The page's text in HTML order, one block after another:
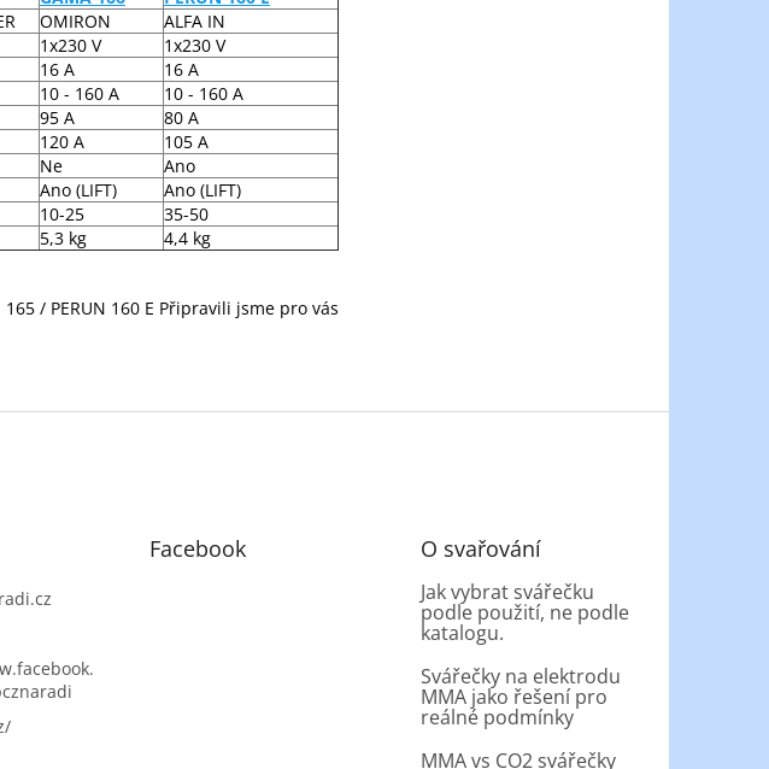
OMIRON
ALFA IN
1x230 V
1x230 V
16 A
16 A
10 - 160 A
10 - 160 A
95 A
80 A
120 A
105 A
Ne
Ano
Ano (LIFT)
Ano (LIFT)
10-25
35-50
5,3 kg 4,4 kg
/ PERUN 160 E Připravili jsme pro vás
Facebook O svařování
Jak vybrat svářečku
podle použití, ne podle
katalogu.
Svářečky na elektrodu
MMA jako řešení pro
reálné podmínky
MMA vs CO2 svářečky